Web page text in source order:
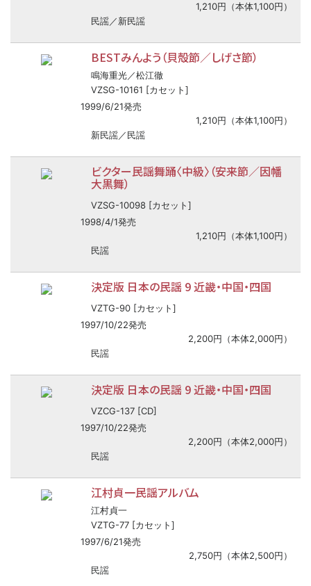
1,210円（本体1,100円）
民謡／新民謡
BESTみんよう（貝殻節／しげさ節）
鳴海重光／松江徹
VZSG-10161 [カセット]
1999/6/21発売
1,210円（本体1,100円）
新民謡／民謡
ビクター民謡舞踊〈中級〉（安来節／因幡
大黒舞）
VZSG-10098 [カセット]
1998/4/1発売
1,210円（本体1,100円）
民謡
決定版 日本の民謡 9 近畿・中国・四国
VZTG-90 [カセット]
1997/10/22発売
2,200円（本体2,000円）
民謡
決定版 日本の民謡 9 近畿・中国・四国
VZCG-137 [CD]
1997/10/22発売
2,200円（本体2,000円）
民謡
江村貞一民謡アルバム
江村貞一
VZTG-77 [カセット]
1997/6/21発売
2,750円（本体2,500円）
民謡